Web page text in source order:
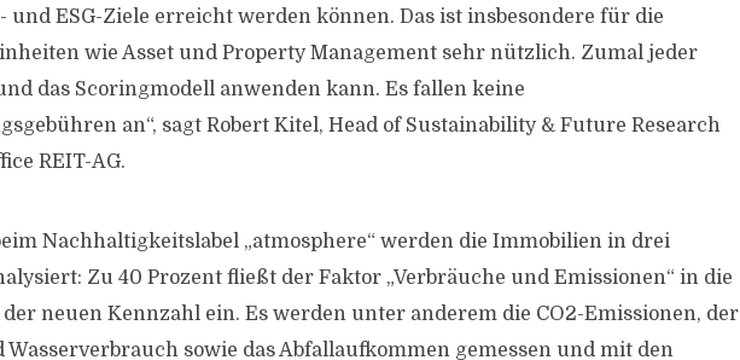
und ESG-Ziele erreicht werden können. Das ist insbesondere für die
wie Asset und Property Management sehr nützlich. Zumal jeder
das Scoringmodell anwenden kann. Es fallen keine
an“, sagt Robert Kitel, Head of Sustainability & Future Research
REIT-AG.
Nachhaltigkeitslabel „atmosphere“ werden die Immobilien in drei
Zu 40 Prozent fließt der Faktor „Verbräuche und Emissionen“ in die
neuen Kennzahl ein. Es werden unter anderem die CO2-Emissionen, der
Wasserverbrauch sowie das Abfallaufkommen gemessen und mit den